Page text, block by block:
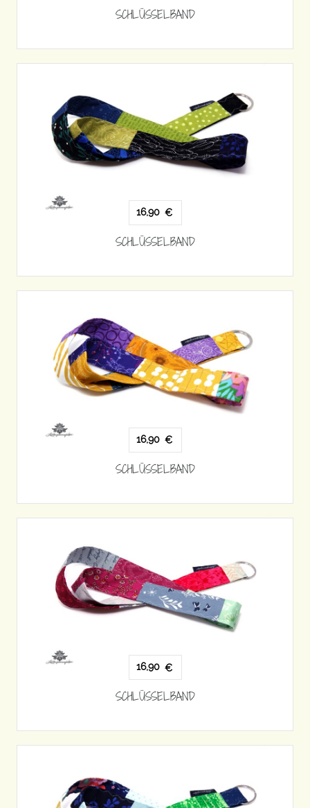
SCHLÜSSELBAND
16,90 €
SCHLÜSSELBAND
16,90 €
SCHLÜSSELBAND
16,90 €
SCHLÜSSELBAND